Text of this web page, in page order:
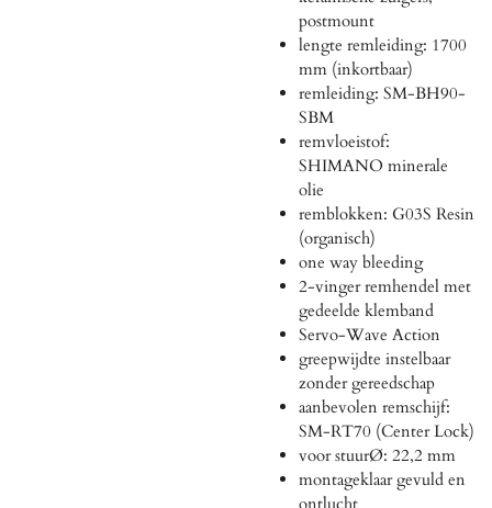
postmount
lengte remleiding: 1700
mm (inkortbaar)
remleiding: SM-BH90-
SBM
remvloeistof:
SHIMANO minerale
olie
remblokken: G03S Resin
(organisch)
one way bleeding
2-vinger remhendel met
gedeelde klemband
Servo-Wave Action
greepwijdte instelbaar
zonder gereedschap
aanbevolen remschijf:
SM-RT70 (Center Lock)
voor stuurØ: 22,2 mm
montageklaar gevuld en